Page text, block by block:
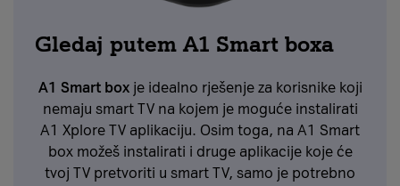
Gledaj putem A1 Smart boxa
A1 Smart boxje idealno rješenje za korisnike koji
nemaju smart TV na kojem je moguće instalirati
A1 Xplore TV aplikaciju. Osim toga, na A1 Smart
box možeš instalirati i druge aplikacije koje će
tvoj TV pretvoriti u smart TV, samo je potrebno